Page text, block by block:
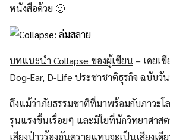
หนังสือด้วย 🙂
บทแนะนำ Collapse ของผู้เขียน – เคยเ
Dog-Ear, D-Life ประชาชาติธุรกิจ ฉบับวั
ถึงแม้ว่าภัยธรรมชาติที่มาพร้อมกับภาวะโ
รุนแรงขึ้นเรื่อยๆ และมิใยที่นักวิทยาศาส
เสียงป่าวร้องอันตรายแทบจะเป็นเสียงเ